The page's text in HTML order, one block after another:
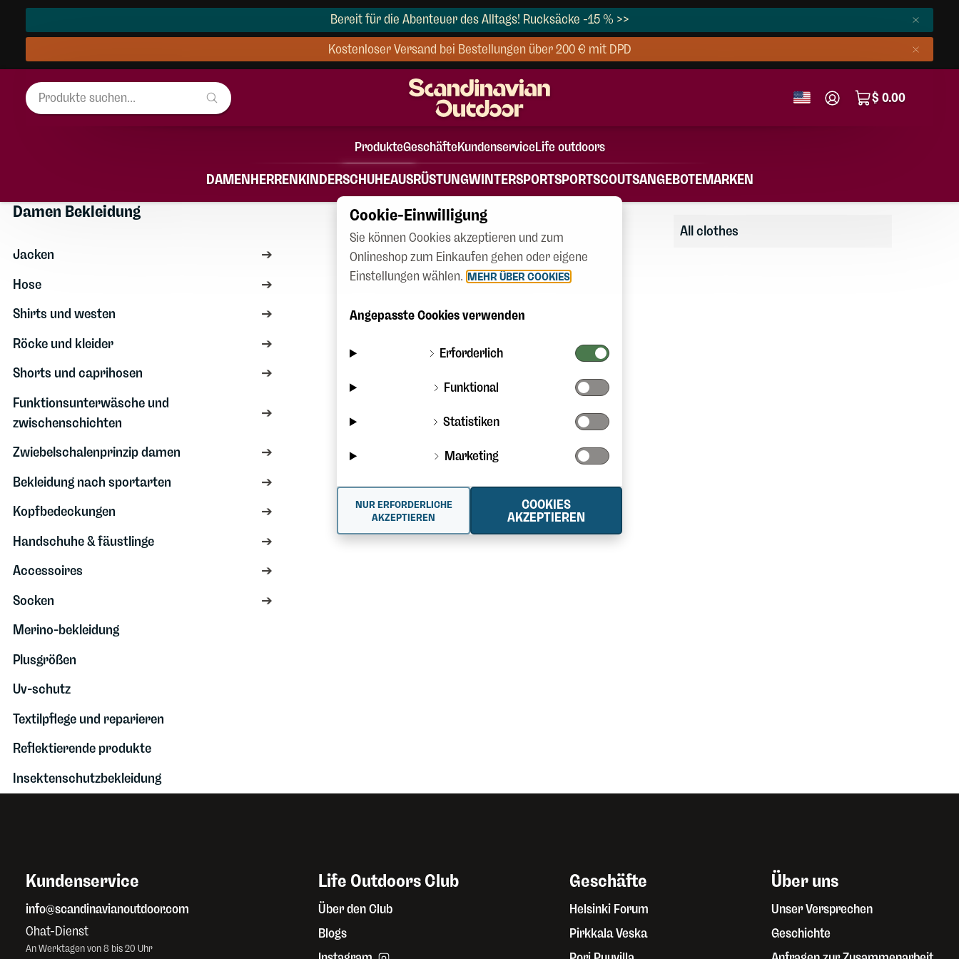
Bereit für die Abenteuer des Alltags! Rucksäcke -15 % >>
Kostenloser Versand bei Bestellungen über 200 € mit DPD
$ 0.00
ProdukteGeschäfteKundenserviceLife outdoors
DAMENHERRENKINDERSCHUHEAUSRÜSTUNGWINTERSPORTSPORTSCOUTSANGEBOTEMARKEN
Damen Bekleidung
Damen Bekleidung
Jacken
Hose
Shirts und westen
Röcke und kleider
Shorts und caprihosen
Funktionsunterwäsche und
zwischenschichten
Zwiebelschalenprinzip damen
Bekleidung nach sportarten
Kopfbedeckungen
Handschuhe & fäustlinge
Accessoires
Socken
Merino-bekleidung
Plusgrößen
Uv-schutz
Textilpflege und reparieren
Reflektierende produkte
Insektenschutzbekleidung
All clothes
Kundenservice
info@scandinavianoutdoor.com
Chat-Dienst
An Werktagen von 8 bis 20 Uhr
Life Outdoors Club
Über den Club
Blogs
Geschäfte
Helsinki Forum
Pirkkala Veska
Über uns
Unser Versprechen
Geschichte
Cookie-Einwilligung
Sie können Cookies akzeptieren und zum
Onlineshop zum Einkaufen gehen oder eigene
Einstellungen wählen. MEHR ÜBER COOKIES
Angepasste Cookies verwenden
Erforderlich
Funktional
Statistiken
Marketing
COOKIES
AKZEPTIEREN
NUR ERFORDERLICHE
AKZEPTIEREN